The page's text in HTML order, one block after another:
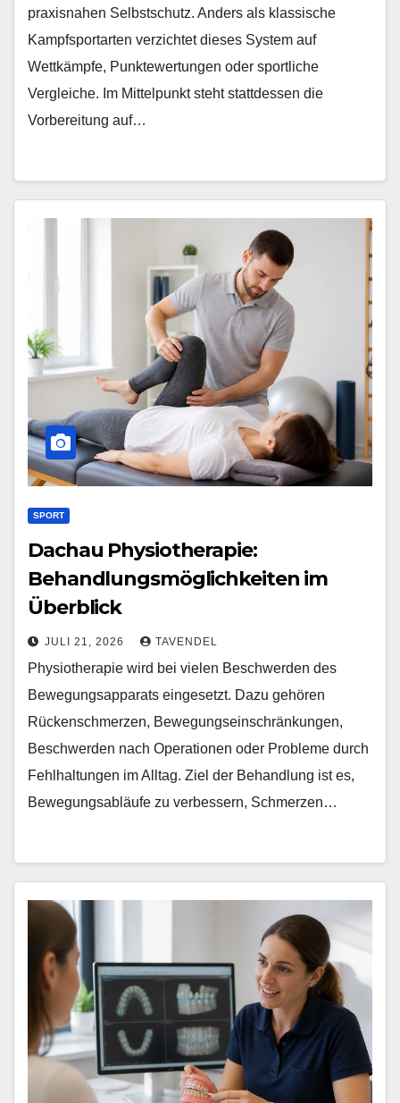
praxisnahen Selbstschutz. Anders als klassische
Kampfsportarten verzichtet dieses System auf
Wettkämpfe, Punktewertungen oder sportliche
Vergleiche. Im Mittelpunkt steht stattdessen die
Vorbereitung auf…
SPORT
Dachau Physiotherapie:
Behandlungsmöglichkeiten im
Überblick
JULI 21, 2026 TAVENDEL
Physiotherapie wird bei vielen Beschwerden des
Bewegungsapparats eingesetzt. Dazu gehören
Rückenschmerzen, Bewegungseinschränkungen,
Beschwerden nach Operationen oder Probleme durch
Fehlhaltungen im Alltag. Ziel der Behandlung ist es,
Bewegungsabläufe zu verbessern, Schmerzen…